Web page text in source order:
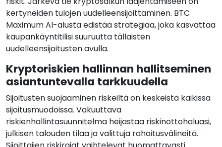
kertyneiden tulojen uudelleensijoittaminen. BTC
Maximum AI-alusta edistää strategiaa, joka kasvattaa
kaupankäyntitilisi suuruutta tällaisten
uudelleensijoitusten avulla.
Kryptoriskien hallinnan hallitseminen
asiantuntevalla tarkkuudella
Sijoitusten suojaaminen riskeiltä on keskeistä kaikissa
sijoitusmuodoissa. Vakuuttava
riskienhallintasuunnitelma heijastaa riskinottohaluasi,
julkisen talouden tilaa ja valittuja rahoitusvälineitä.